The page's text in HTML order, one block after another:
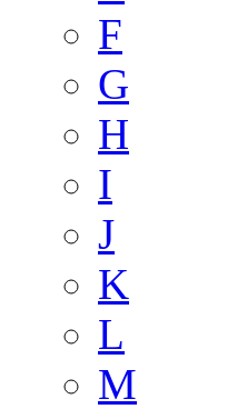
F
G
H
I
J
K
L
M